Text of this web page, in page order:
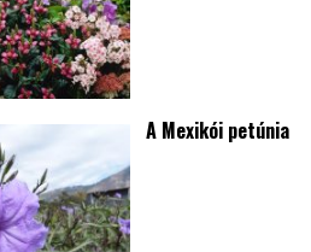
A Mexikói petúnia